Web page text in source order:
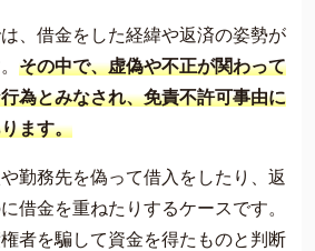
、借金をした経緯や返済の姿勢が
その中で、虚偽や不正が関わって
為とみなされ、免責不許可事由に
ます。
勤務先を偽って借入をしたり、返
借金を重ねたりするケースです。
者を騙して資金を得たものと判断